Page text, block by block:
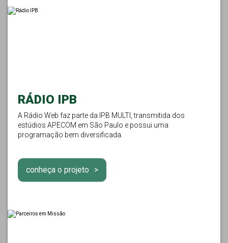
RÁDIO IPB
A Rádio Web faz parte da IPB MULTI, transmitida dos
estúdios APECOM em São Paulo e possui uma
programação bem diversificada.
conheça o projeto